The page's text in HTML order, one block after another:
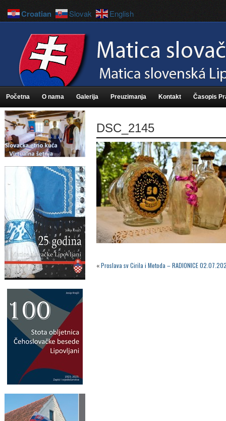
Početna O nama Galerija Preuzimanja Kontakt Časopis
DSC_2145
«Proslava sv Cirila i Metoda – RADIONICE
Croatian Slovak English